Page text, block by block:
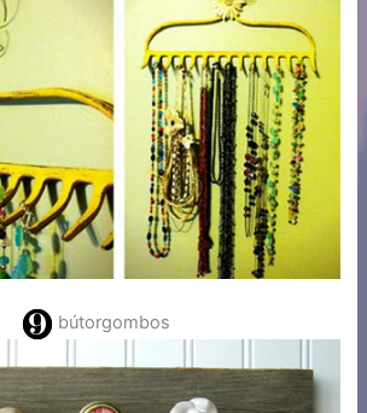
bútorgombos